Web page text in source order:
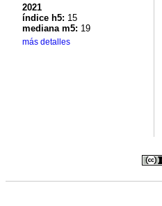
2021
índice h5: 15
mediana m5: 19
más detalles